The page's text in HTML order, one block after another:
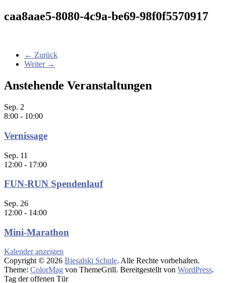
caa8aae5-8080-4c9a-be69-98f0f5570917
← Zurück
Weiter →
Anstehende Veranstaltungen
Sep. 2
8:00 - 10:00
Vernissage
Sep. 11
12:00 - 17:00
FUN-RUN Spendenlauf
Sep. 26
12:00 - 14:00
Mini-Marathon
Kalender anzeigen
Copyright © 2026 Biesalski Schule. Alle Rechte vorbehalten.
Theme: ColorMag von ThemeGrill. Bereitgestellt von WordPress.
Tag der offenen Tür